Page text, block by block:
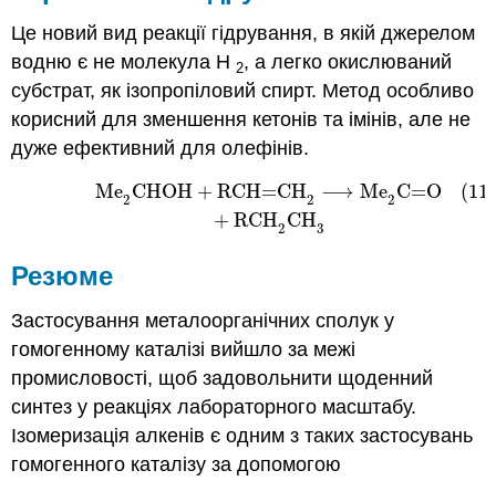
Це новий вид реакції гідрування, в якій джерелом
водню є не молекула Н 2, а легко окислюваний
субстрат, як ізопропіловий спирт. Метод особливо
корисний для зменшення кетонів та імінів, але не
дуже ефективний для олефінів.
Me2CHOH + RCH=CH2 ⟶ Me2C=O
+ RCH2CH3
Me2CHOH+RCH=CH2⟶Me 2C=O+RCH2
Резюме
Застосування металоорганічних сполук у
гомогенному каталізі вийшло за межі
промисловості, щоб задовольнити щоденний
синтез у реакціях лабораторного масштабу.
Ізомеризація алкенів є одним з таких застосувань
гомогенного каталізу за допомогою